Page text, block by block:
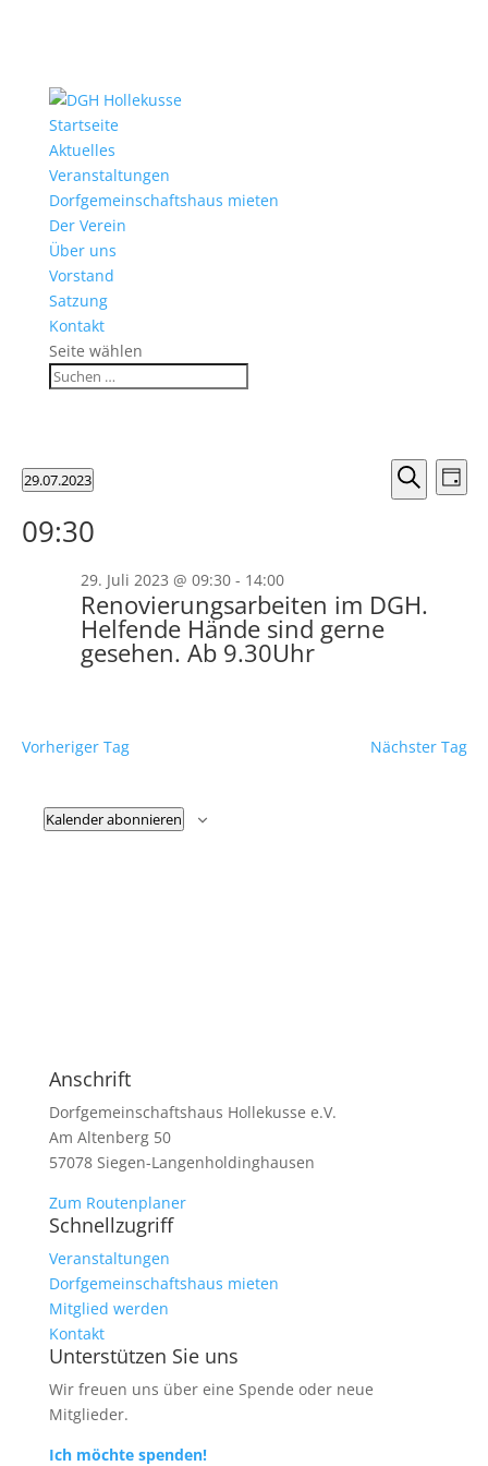
Startseite
Aktuelles
Veranstaltungen
Dorfgemeinschaftshaus mieten
Der Verein
Über uns
Vorstand
Satzung
Kontakt
Seite wählen
Veranstaltungen
29.
2023
Suche
Suche
Tag
29.07.2023
wählen.
09:30
Renovierungsarbeiten im DGH.
Helfende Hände sind gerne
gesehen. Ab 9.30Uhr
29. Juli 2023 @ 09:30- 14:00
Vorheriger Tag Nächster Tag
Kalender abonnieren
Anschrift
Dorfgemeinschaftshaus Hollekusse e.V.
Am Altenberg 50
57078 Siegen-Langenholdinghausen
Zum Routenplaner
Schnellzugriff
Veranstaltungen
Dorfgemeinschaftshaus mieten
Mitglied werden
Kontakt
Unterstützen Sie uns
Wir freuen uns über eine Spende oder neue
Mitglieder.
Ich möchte spenden!